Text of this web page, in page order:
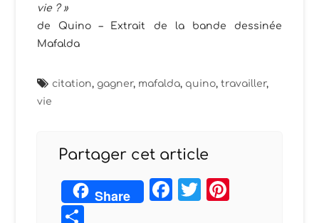
vie ? »
de Quino – Extrait de la bande dessinée
Mafalda
citation, gagner, mafalda, quino,travailler,
vie
Partager cet article
Share Facebook
Twitter